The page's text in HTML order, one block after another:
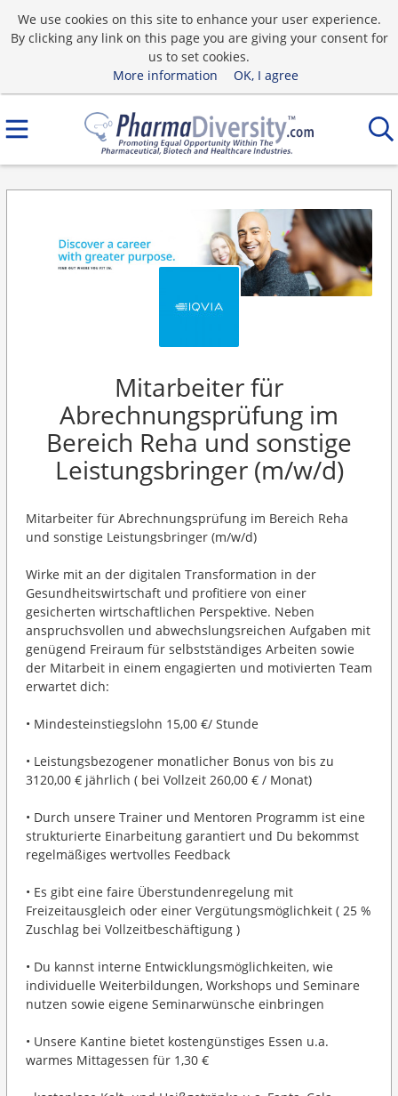
We use cookies on this site to enhance your user experience.
By clicking any link on this page you are giving your consent for
us to set cookies.
More information
OK, I agree
Mitarbeiter für
Abrechnungsprüfung im
Bereich Reha und sonstige
Leistungsbringer (m/w/d)
Mitarbeiter für Abrechnungsprüfung im Bereich Reha
und sonstige Leistungsbringer (m/w/d)
Wirke mit an der digitalen Transformation in der
Gesundheitswirtschaft und profitiere von einer
gesicherten wirtschaftlichen Perspektive. Neben
anspruchsvollen und abwechslungsreichen Aufgaben mit
genügend Freiraum für selbstständiges Arbeiten sowie
der Mitarbeit in einem engagierten und motivierten Team
erwartet dich:
• Mindesteinstiegslohn 15,00 €/ Stunde
• Leistungsbezogener monatlicher Bonus von bis zu
3120,00 € jährlich ( bei Vollzeit 260,00 € / Monat)
• Durch unsere Trainer und Mentoren Programm ist eine
strukturierte Einarbeitung garantiert und Du bekommst
regelmäßiges wertvolles Feedback
• Es gibt eine faire Überstundenregelung mit
Freizeitausgleich oder einer Vergütungsmöglichkeit ( 25 %
Zuschlag bei Vollzeitbeschäftigung )
• Du kannst interne Entwicklungsmöglichkeiten, wie
individuelle Weiterbildungen, Workshops und Seminare
nutzen sowie eigene Seminarwünsche einbringen
• Unsere Kantine bietet kostengünstiges Essen u.a.
warmes Mittagessen für 1,30 €